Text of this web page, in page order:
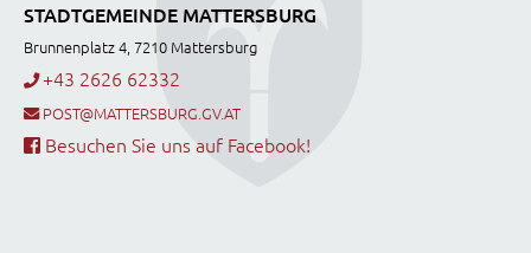
STADTGEMEINDE MATTERSBURG
Brunnenplatz 4, 7210 Mattersburg
+43 2626 62332
POST@MATTERSBURG.GV.AT
Besuchen Sie uns auf Facebook!